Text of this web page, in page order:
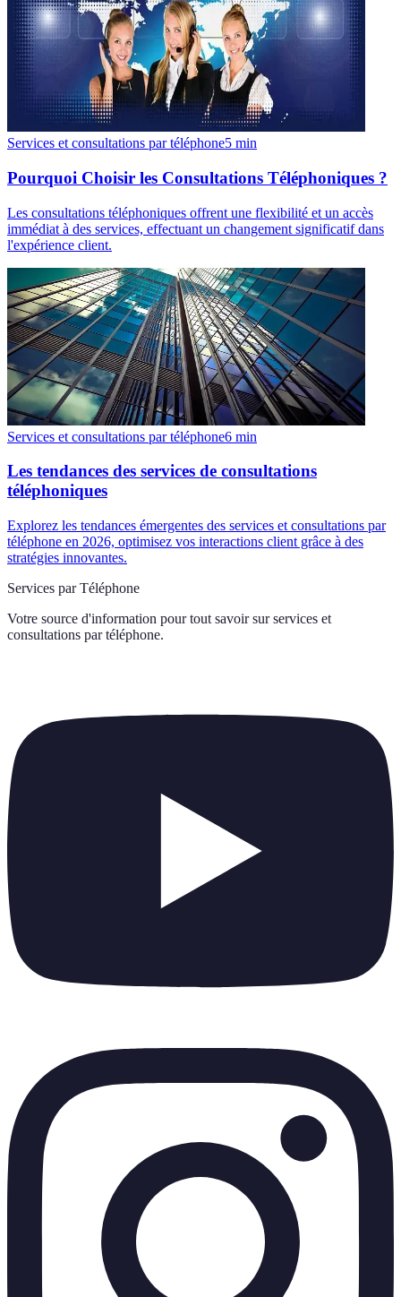
Services et consultations par téléphone5 min
Pourquoi Choisir les Consultations Téléphoniques ?
Les consultations téléphoniques offrent une flexibilité et un accès
immédiat à des services, effectuant un changement significatif dans
l'expérience client.
Services et consultations par téléphone6 min
Les tendances des services de consultations
téléphoniques
Explorez les tendances émergentes des services et consultations par
téléphone en 2026, optimisez vos interactions client grâce à des
stratégies innovantes.
Services par Téléphone
Votre source d'information pour tout savoir sur services et
consultations par téléphone.